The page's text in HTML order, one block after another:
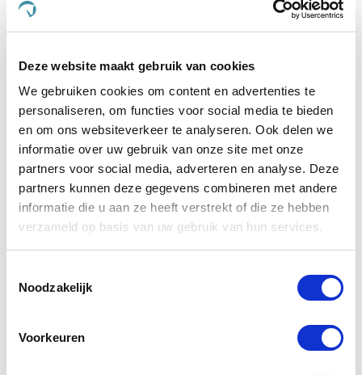
Deze website maakt gebruik van cookies
We gebruiken cookies om content en advertenties te
personaliseren, om functies voor social media te bieden
en om ons websiteverkeer te analyseren. Ook delen we
informatie over uw gebruik van onze site met onze
partners voor social media, adverteren en analyse. Deze
partners kunnen deze gegevens combineren met andere
informatie die u aan ze heeft verstrekt of die ze hebben
verzameld op basis van uw gebruik van hun services.
Noodzakelijk
Voorkeuren
-5 %
Eat Slow Live Longer Feed & Treat Roller Blauw S